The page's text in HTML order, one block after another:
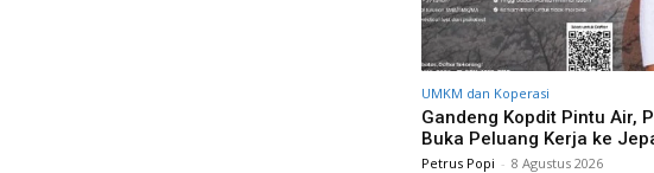
UMKM dan Koperasi
Gandeng Kopdit Pintu Air,
Buka Peluang Kerja ke
Petrus Popi - 8 Agustus 2026